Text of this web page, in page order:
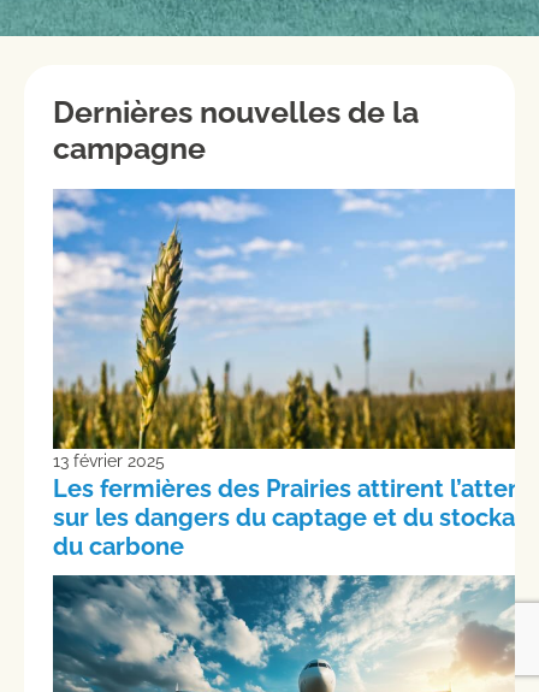
Dernières nouvelles de la
campagne
13 février 2025
Les fermières des Prairies attirent
sur les dangers du captage et du
du carbone